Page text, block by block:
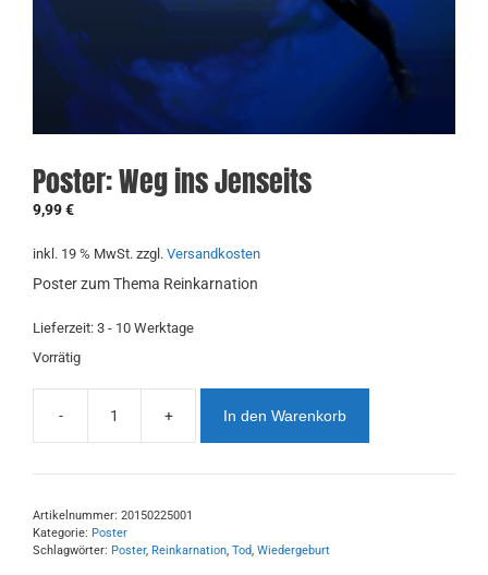
Poster: Weg ins Jenseits
9,99€
inkl. 19 % MwSt. zzgl. Versandkosten
Poster zum Thema Reinkarnation
Lieferzeit: 3 - 10 Werktage
Vorrätig
-
Poster:
Weg
ins
+ In den Warenkorb
Artikelnummer: 20150225001
Kategorie: Poster
Schlagwörter: Poster, Reinkarnation, Tod, Wiedergeburt